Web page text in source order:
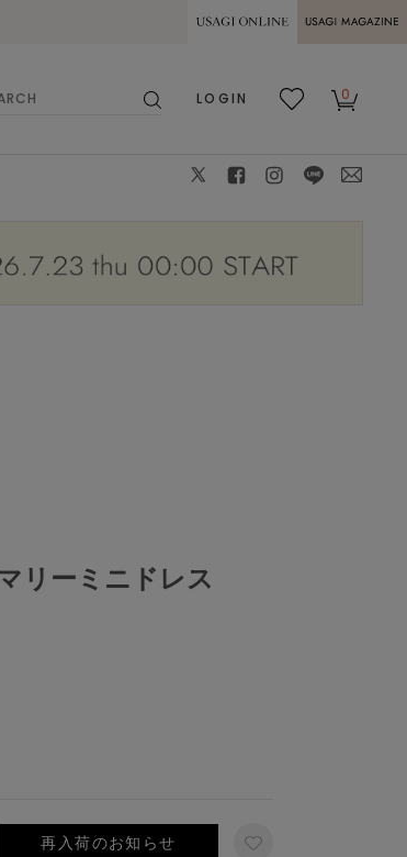
熊本県熊本地方を震源とする地震の影響に
MAGAZINE
LOGIN
0
リーミニドレス
再入荷のお知らせ